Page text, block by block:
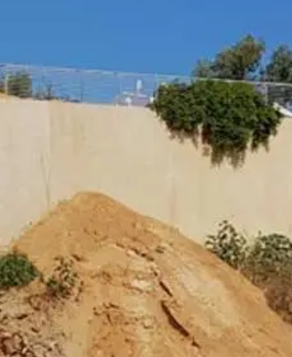
for at forhindre, at
de tyske
San Bruno, CA 94066,
serveren vil blive
for at knytte din
at gøre vores websted
Der findes
de/policies/privacy.